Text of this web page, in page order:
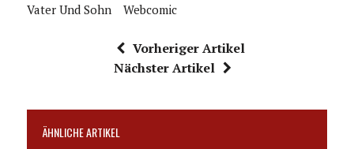
Vater Und Sohn
Webcomic
Vorheriger Artikel
Nächster Artikel
ÄHNLICHE ARTIKEL